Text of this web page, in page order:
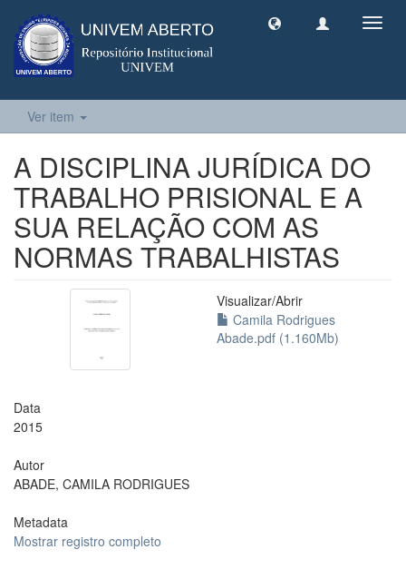
Ver item
A DISCIPLINA JURÍDICA DO
TRABALHO PRISIONAL E A
SUA RELAÇÃO COM AS
NORMAS TRABALHISTAS
Visualizar/Abrir
Camila Rodrigues
Abade.pdf (1.160Mb)
Data
2015
Autor
ABADE, CAMILA RODRIGUES
Metadata
Mostrar registro completo